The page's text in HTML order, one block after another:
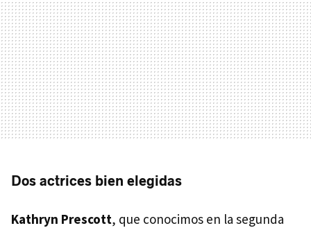
Dos actrices bien elegidas
Kathryn Prescott, que conocimos en la segunda